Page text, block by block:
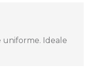
uniforme. Ideale